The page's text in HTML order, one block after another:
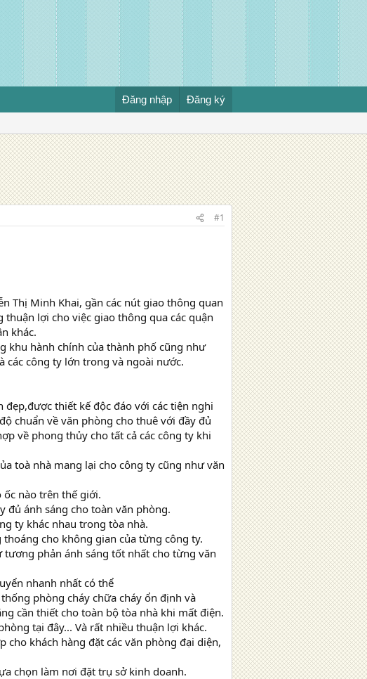
Đăng nhập Đăng ký
#1
Thị Minh Khai, gần các nút giao thông quan
lợi cho việc giao thông qua các quận
khác.
khu hành chính của thành phố cũng như
các công ty lớn trong và ngoài nước.
thiết kế độc đáo với các tiện nghi
chuẩn về văn phòng cho thuê với đầy đủ
về phong thủy cho tất cả các công ty khi
toà nhà mang lại cho công ty cũng như văn
nào trên thế giới.
đủ ánh sáng cho toàn văn phòng.
ty khác nhau trong tòa nhà.
cho không gian của từng công ty.
tương phản ánh sáng tốt nhất cho từng văn
nhanh nhất có thể
phòng cháy chữa cháy ổn định và
cần thiết cho toàn bộ tòa nhà khi mất điện.
tại đây... Và rất nhiều thuận lợi khác.
khách hàng đặt các văn phòng đại diện,
chọn làm nơi đặt trụ sở kinh doanh.